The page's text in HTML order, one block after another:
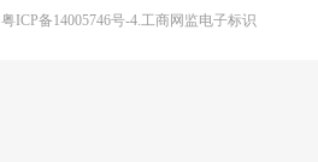
粤ICP备14005746号-4.工商网监电子标识